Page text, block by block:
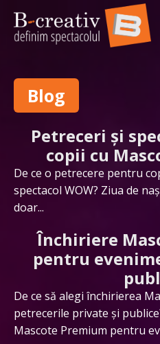
Blog
Petreceri și
copii cu
De ce o petrecere pentru
spectacol WOW? Ziua de
doar...
Închiriere
pentru
De ce să alegi închirierea
petrecerile private și
Mascote Premium pentru